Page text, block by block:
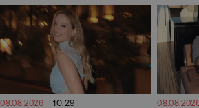
08.08.2026 10:29